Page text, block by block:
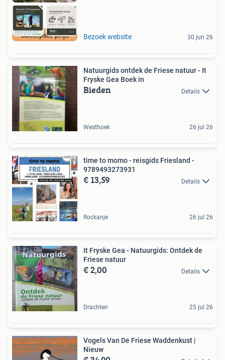
Scherpste prijs Bezoek website 30 jun 26
Natuurgids ontdek de Friese natuur - It
Fryske Gea Boek in
Bieden Details
Westhoek 26 jul 26
time to momo - reisgids Friesland -
9789493273931
€ 13,59 Details
Rockanje 26 jul 26
It Fryske Gea - Natuurgids: Ontdek de
Friese natuur
€ 2,00 Details
Drachten 25 jul 26
Vogels Van De Friese Waddenkust |
Nieuw